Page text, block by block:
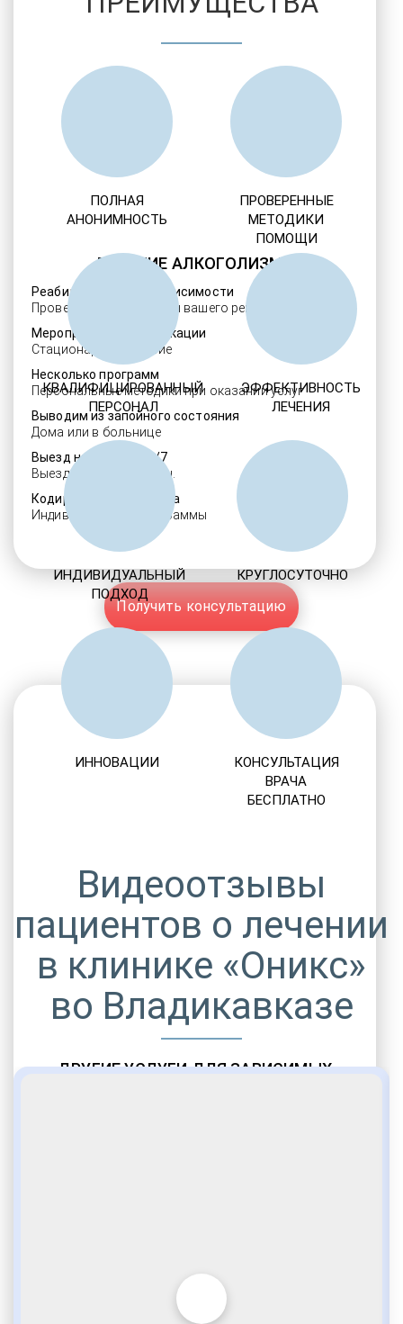
ЛЕЧЕНИЕ АЛКОГОЛИЗМА
Реабилитация алкозависимости
Проверенные ребцентры вашего региона
Мероприятия детоксикации
Стационарное лечение
Несколько программ
Персональные методики при оказании услуг
Выводим из запойного состояния
Дома или в больнице
Выезд нарколога 24/7
Выезд в течение 30 мин.
Кодировка алкоголизма
Индивидуальные программы
Получить консультацию
ДРУГИЕ УСЛУГИ ДЛЯ ЗАВИСИМЫХ
ПОЛНАЯ
АНОНИМНОСТЬ
ПРОВЕРЕННЫЕ
МЕТОДИКИ
ПОМОЩИ
КВАЛИФИЦИРОВАННЫЙ
ПЕРСОНАЛ
ЭФФЕКТИВНОСТЬ
ЛЕЧЕНИЯ
ИНДИВИДУАЛЬНЫЙ
ПОДХОД
КРУГЛОСУТОЧНО
ИННОВАЦИИ
КОНСУЛЬТАЦИЯ
ВРАЧА
БЕСПЛАТНО
Видеоотзывы
пациентов о лечении
в клинике «Оникс»
во Владикавказе